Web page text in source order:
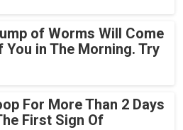
of Worms Will Come
You in The Morning. Try
For More Than 2 Days
First Sign Of